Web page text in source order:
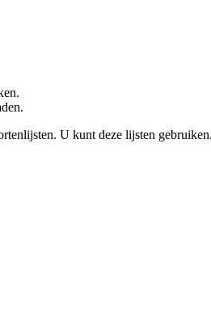
U kunt deze lijsten gebruiken.